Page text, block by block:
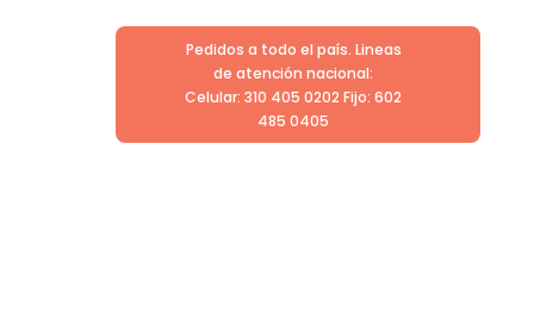
Pedidos a todo el país. Lineas
de atención nacional:
Celular: 310 405 0202 Fijo: 602
485 0405